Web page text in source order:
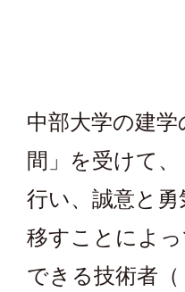
中部大学の建
間」を受けて
行い、誠意と
移すことによ
できる技術者